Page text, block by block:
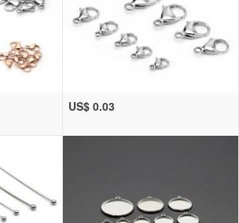
US$ 0.03